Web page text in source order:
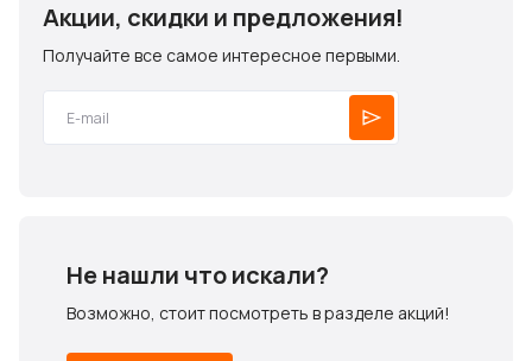
Акции, скидки и предложения!
Получайте все самое интересное первыми.
Не нашли что искали?
Возможно, стоит посмотреть в разделе акций!